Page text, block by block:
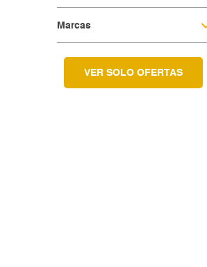
COMPRESORES - EQUIPOS AIRE
EQUIP. LUBRIC.-CONTROL FLUIDO
EQUIP.LEVANTE ELEV.Y TRASLACIO
EQUIPAMIENTO TALLER Y
VULCANICACIÓN
equipos para grasa
Marcas
VER SOLO OFERTAS